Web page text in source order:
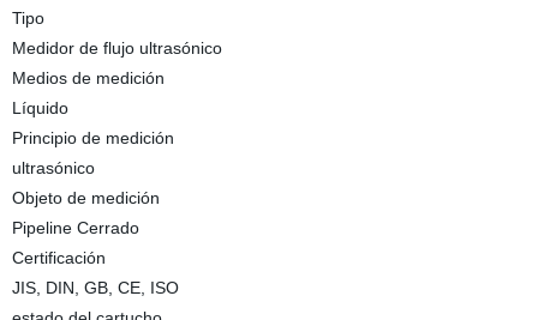
Tipo
Medidor de flujo ultrasónico
Medios de medición
Líquido
Principio de medición
ultrasónico
Objeto de medición
Pipeline Cerrado
Certificación
JIS, DIN, GB, CE, ISO